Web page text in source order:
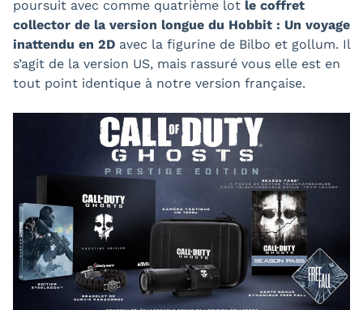
poursuit avec comme quatrième lot le coffret
collector de la version longue du Hobbit : Un voyage
inattendu en 2D avec la figurine de Bilbo et gollum. Il
s’agit de la version US, mais rassuré vous elle est en
tout point identique à notre version française.